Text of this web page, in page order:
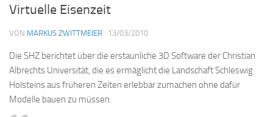
Virtuelle Eisenzeit
VON MARKUS ZWITTMEIER · 13/03/2010
Die SHZ berichtet über die erstaunliche 3D Software der Christian
Albrechts Universität, die es ermäglicht die Landschaft Schleswig
Holsteins aus früheren Zeiten erlebbar zumachen ohne dafür
Modelle bauen zu müssen.